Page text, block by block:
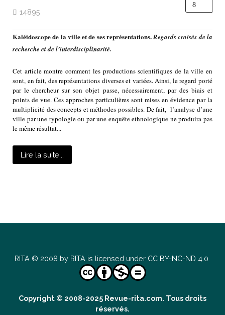
14895
Kaléidoscope de la ville et de ses représentations.Regards croisés de la
recherche et de l’interdisciplinarité.
Cet article montre comment les productions scientifiques de la ville en
sont, en fait, des représentations diverses et variées. Ainsi, le regard porté
par le chercheur sur son objet passe, nécessairement, par des biais et
points de vue. Ces approches particulières sont mises en évidence par la
multiplicité des concepts et méthodes possibles. De fait, l’analyse d’une
ville par une typologie ou par une enquête ethnologique ne produira pas
le même résultat...
Lire la suite...
RITA © 2008 by RITA is licensed under CC BY-NC-ND 4.0
Copyright © 2008-2025 Revue-rita.com. Tous droits
réservés.